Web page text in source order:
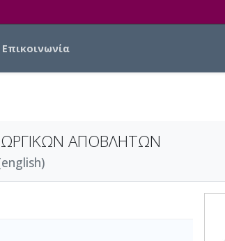
Επικοινωνία
ΑΠΟΒΛΗΤΩΝ